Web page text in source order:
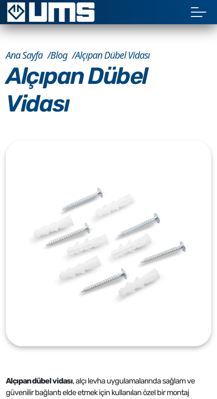
Ana Sayfa Blog Alçıpan Dübel Vidası
Alçıpan Dübel
Vidası
Alçıpan dübel vidası, alçı levha uygulamalarında sağlam ve
güvenilir bağlantı elde etmek için kullanılan özel bir montaj